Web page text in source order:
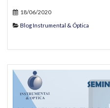
18/06/2020
Blog Instrumental & Óptica